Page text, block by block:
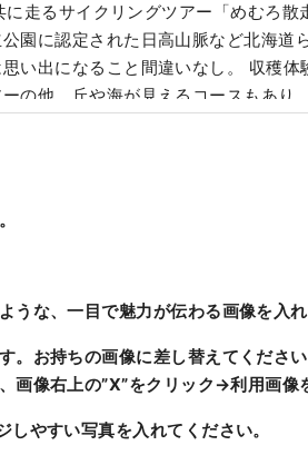
走るサイクリングツアー「めむろ散
園に認定された日高山脈など北海道
い出になること間違いなし。 収穫体
の他、丘や海が見えるコースもあり
が可能です。 時間や距離のご希望に
うな、一目で魅力が伝わる画像を入れ
。お持ちの画像に差し替えてください
画像右上の”X”をクリック→利用画像
やすい写真を入れてください。